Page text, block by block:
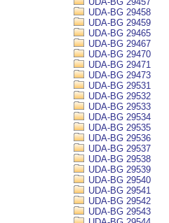
UDA-BG 29458
UDA-BG 29459
UDA-BG 29465
UDA-BG 29467
UDA-BG 29470
UDA-BG 29471
UDA-BG 29473
UDA-BG 29531
UDA-BG 29532
UDA-BG 29533
UDA-BG 29534
UDA-BG 29535
UDA-BG 29536
UDA-BG 29537
UDA-BG 29538
UDA-BG 29539
UDA-BG 29540
UDA-BG 29541
UDA-BG 29542
UDA-BG 29543